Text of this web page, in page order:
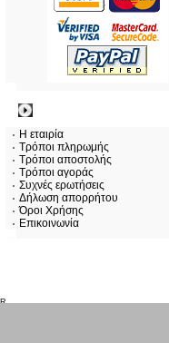
Η εταιρία
Τρόποι πληρωμής
Τρόποι αποστολής
Τρόποι αγοράς
Συχνές ερωτήσεις
Δήλωση απορρήτου
Όροι Χρήσης
Επικοινωνία